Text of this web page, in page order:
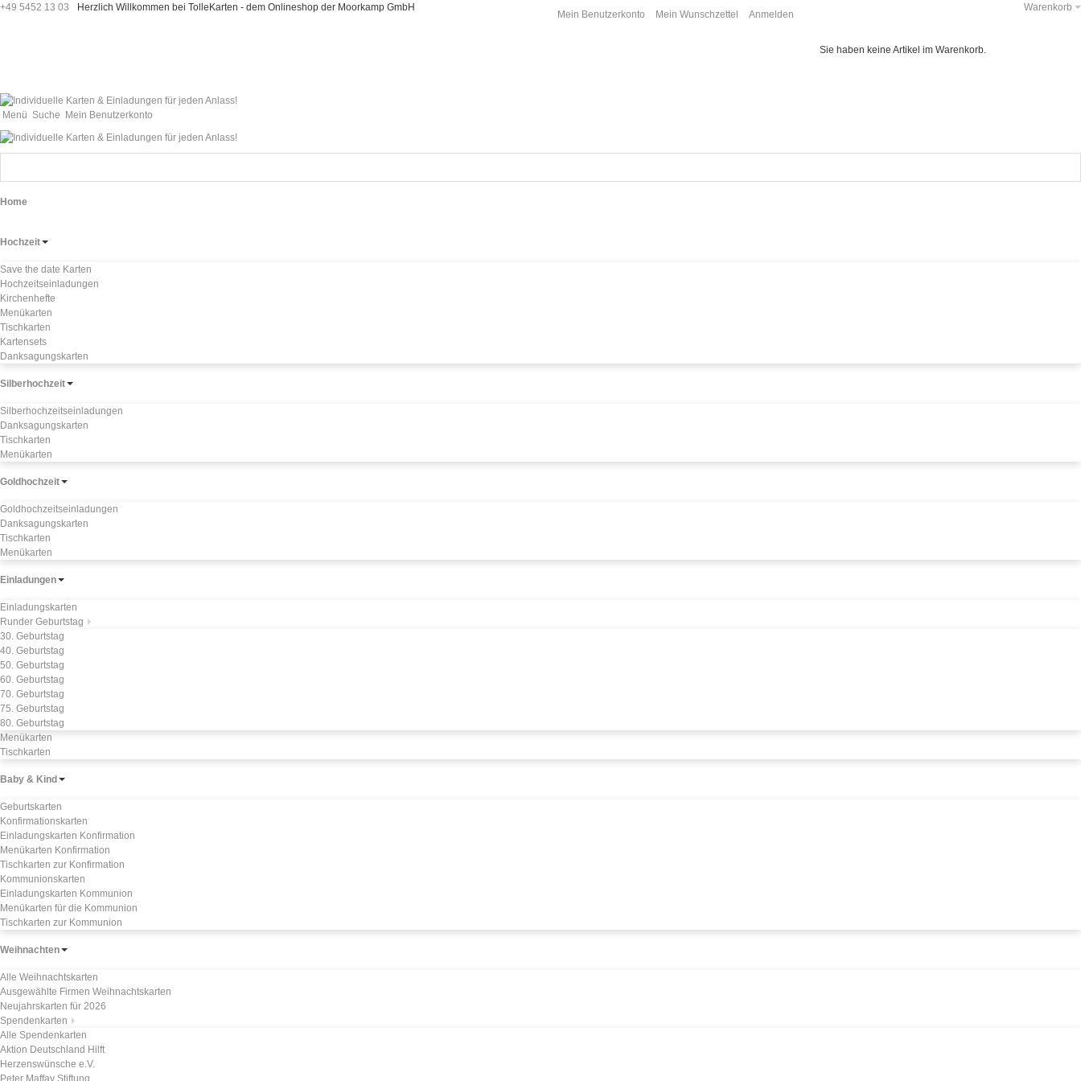
+49 5452 13 03 Herzlich Willkommen bei TolleKarten - dem Onlineshop der Moorkamp GmbH Warenkorb
Sie haben keine Artikel im Warenkorb.
Mein Benutzerkonto Mein Wunschzettel Anmelden
Menü Suche Mein Benutzerkonto
Home
Hochzeit
Save the date Karten
Hochzeitseinladungen
Kirchenhefte
Menükarten
Tischkarten
Kartensets
Danksagungskarten
Silberhochzeit
Silberhochzeitseinladungen
Danksagungskarten
Tischkarten
Menükarten
Goldhochzeit
Goldhochzeitseinladungen
Danksagungskarten
Tischkarten
Menükarten
Einladungen
Einladungskarten
Runder Geburtstag
30. Geburtstag
40. Geburtstag
50. Geburtstag
60. Geburtstag
70. Geburtstag
75. Geburtstag
80. Geburtstag
Menükarten
Tischkarten
Baby & Kind
Geburtskarten
Konfirmationskarten
Einladungskarten Konfirmation
Menükarten Konfirmation
Tischkarten zur Konfirmation
Kommunionskarten
Einladungskarten Kommunion
Menükarten für die Kommunion
Tischkarten zur Kommunion
Weihnachten
Alle Weihnachtskarten
Ausgewählte Firmen Weihnachtskarten
Neujahrskarten für 2026
Spendenkarten
Alle Spendenkarten
Aktion Deutschland Hilft
Herzenswünsche e.V.
Peter Maffay Stiftung